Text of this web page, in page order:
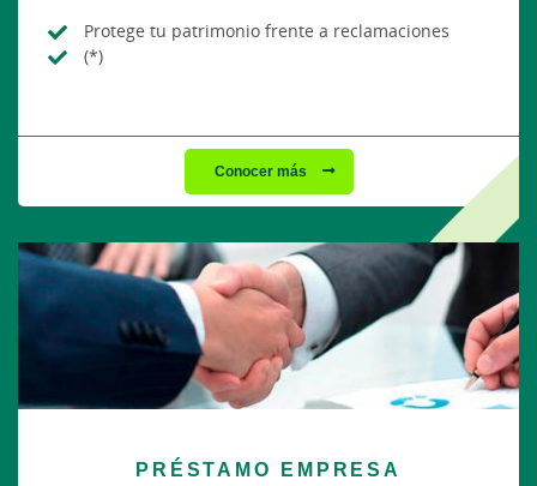
Protege tu patrimonio frente a reclamaciones
(*)
Conocer más
PRÉSTAMO EMPRESA